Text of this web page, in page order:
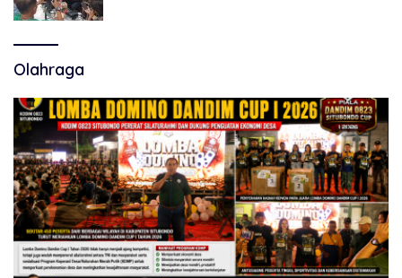
Olahraga